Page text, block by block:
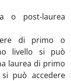
o post-laurea
di primo o
livello si può
laurea di primo
può accedere